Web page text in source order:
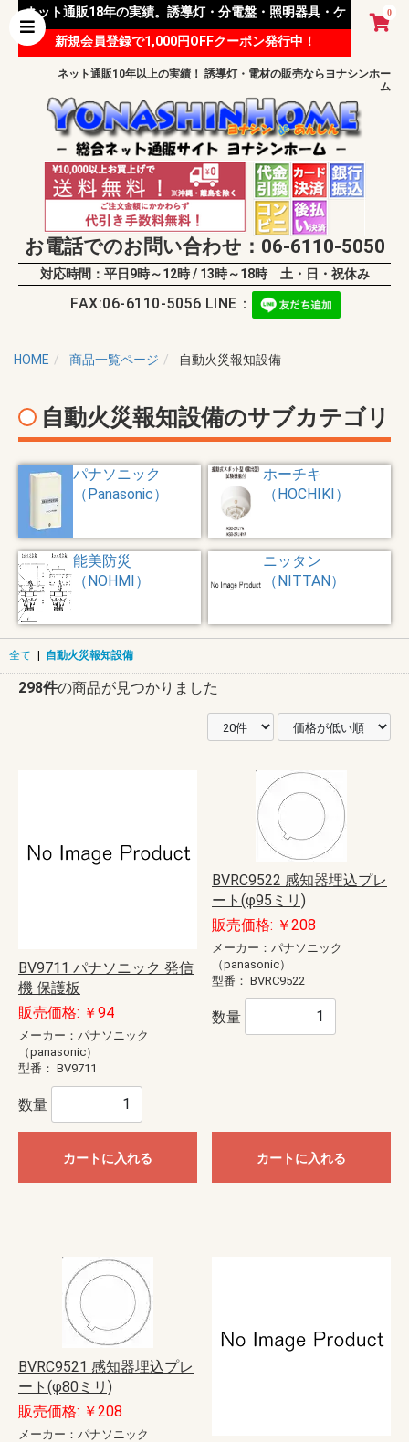
0
ネット通販18年の実績。誘導灯・分電盤・照明器具・ケ
ーブル等 様々な資材を取り扱っています。
新規会員登録で1,000円OFFクーポン発行中！
ネット通販10年以上の実績！ 誘導灯・電材の販売ならヨナシンホー
ム
お電話でのお問い合わせ：06-6110-5050
対応時間：平日9時～12時 / 13時～18時 土・日・祝休み
FAX:06-6110-5056 LINE：
HOME 商品一覧ページ 自動火災報知設備
自動火災報知設備のサブカテゴリ
パナソニック
（Panasonic）
ホーチキ
（HOCHIKI）
能美防災
（NOHMI）
ニッタン
（NITTAN）
全て | 自動火災報知設備
298件の商品が見つかりました
BV9711 パナソニック 発信
機 保護板
販売価格: ￥94
メーカー：パナソニック
（panasonic）
型番： BV9711
数量
カートに入れる
BVRC9522 感知器埋込プレ
ート(φ95ミリ)
販売価格: ￥208
メーカー：パナソニック
（panasonic）
型番： BVRC9522
数量
カートに入れる
BVRC9521 感知器埋込プレ
ート(φ80ミリ)
販売価格: ￥208
メーカー：パナソニック